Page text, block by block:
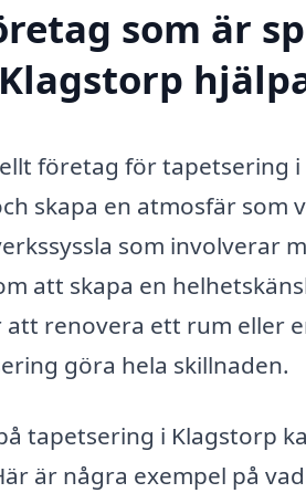
som är
företag för tapetsering
skapa en atmosfär som
som involverar
att skapa en
renovera ett rum eller
göra hela skillnaden.
tapetsering i Klagstorp
är några exempel på